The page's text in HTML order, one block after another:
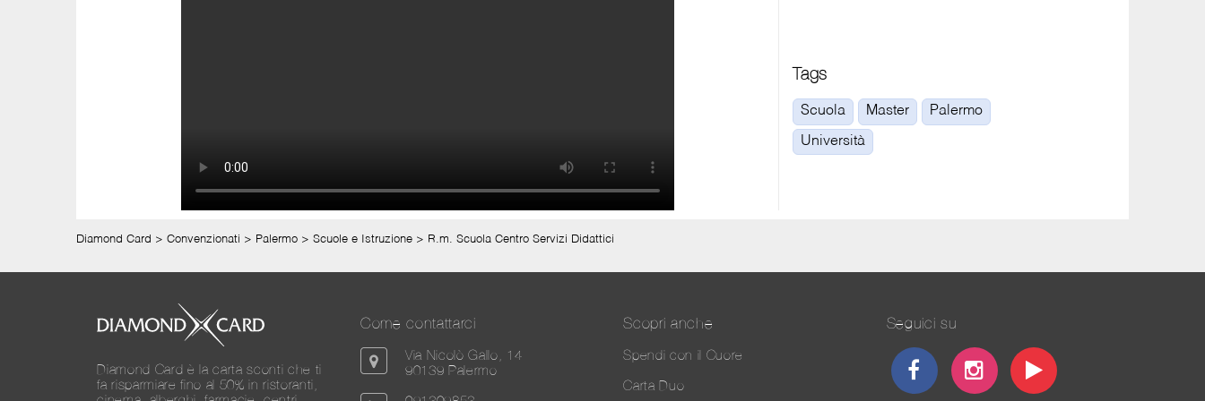
Tags
Scuola Master Palermo
Università
Diamond Card > Convenzionati > Palermo > Scuole e Istruzione > R.m. Scuola Centro Servizi Didattici
Diamond Card è la carta sconti che ti
fa risparmiare fino al 50% in ristoranti,
Come contattarci
Via Nicolò Gallo, 14
90139 Palermo
Scopri anche
Spendi con il Cuore
Carta Duo
Seguici su